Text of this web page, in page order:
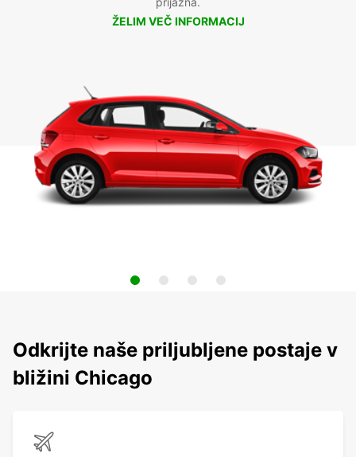
ŽELIM VEČ INFORMACIJ
Odkrijte naše priljubljene postaje v
bližini Chicago